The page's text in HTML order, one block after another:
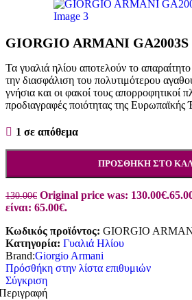
GIORGIO ARMANI GA2003S
Τα γυαλιά ηλίου αποτελούν το
την διασφάλιση του πολυτιμότερου
γνήσια και οι φακοί τους απορροφητικοί
προδιαγραφές ποιότητας της Ευρωπαϊκής
1 σε απόθεμα
ΠΡΟΣΘΉΚΗ ΣΤΟ
130.00€ Original price was: 130.00€.
είναι: 65.00€.
Κωδικός προϊόντος: GIORGIO
Κατηγορία: Γυαλιά Ηλίου
Brand:Giorgio Armani
Πρόσθήκη στην λίστα επιθυμιών
Σύγκριση